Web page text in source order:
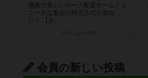
優雅で美しいカード配置ゲーム！ユ
ニークな集合の得点方式が面白
い！ 【ざ...
会員の新しい投稿